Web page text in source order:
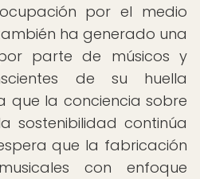
por el medio
ha generado una
parte de músicos y
de su huella
que la conciencia sobre
sostenibilidad continúa
que la fabricación
con enfoque